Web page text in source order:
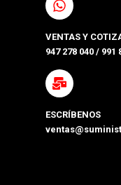
VENTAS Y
947 278 040 / 991
ESCRÍBENOS